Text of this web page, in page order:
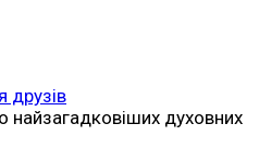
друзів
найзагадковіших духовних